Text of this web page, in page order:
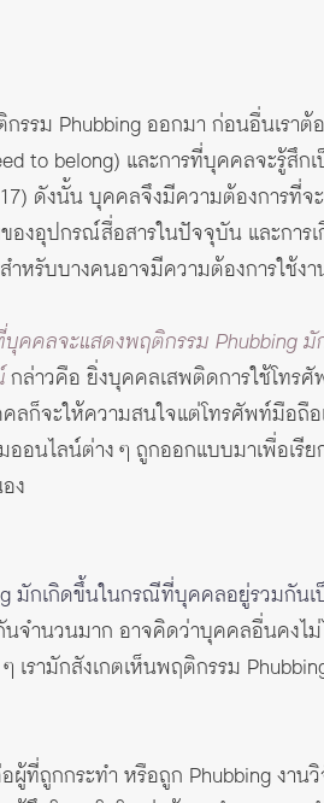
รม Phubbing ออกมา ก่อนอื่นเรา
to belong) และการที่บุคคลจะรู้สึ
ดังนั้น บุคคลจึงมีความต้องการ
องอุปกรณ์สื่อสารในปัจจุบัน และกา
ำหรับบางคนอาจมีความต้องการใช้ง
คคลจะแสดงพฤติกรรม Phubbing
กล่าวคือ ยิ่งบุคคลเสพติดการใช้โทร
ก็จะให้ความสนใจแต่โทรศัพท์มือถื
อนไลน์ต่าง ๆ ถูกออกแบบมาเพื่อเรี
ง
มักเกิดขึ้นในกรณีที่บุคคลอยู่รวมกัน
จำนวนมาก อาจคิดว่าบุคคลอื่นคงไ
รามักสังเกตเห็นพฤติกรรม
ผู้ที่ถูกกระทำ หรือถูก Phubbing ง